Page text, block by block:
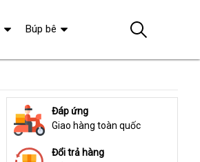
Đáp ứng
Giao hàng toàn quốc
Đổi trả hàng
Búp bê